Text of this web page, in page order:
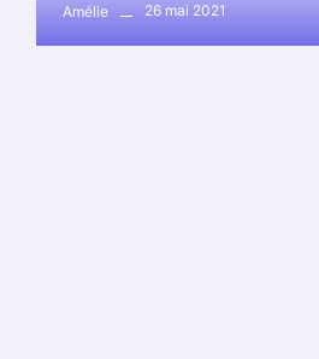
Amélie 26 mai 2021